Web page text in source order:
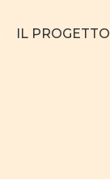
IL PROGETTO